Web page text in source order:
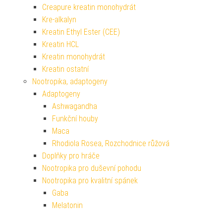
Creapure kreatin monohydrát
Kre-alkalyn
Kreatin Ethyl Ester (CEE)
Kreatin HCL
Kreatin monohydrát
Kreatin ostatní
Nootropika, adaptogeny
Adaptogeny
Ashwagandha
Funkční houby
Maca
Rhodiola Rosea, Rozchodnice růžová
Doplňky pro hráče
Nootropika pro duševní pohodu
Nootropika pro kvalitní spánek
Gaba
Melatonin